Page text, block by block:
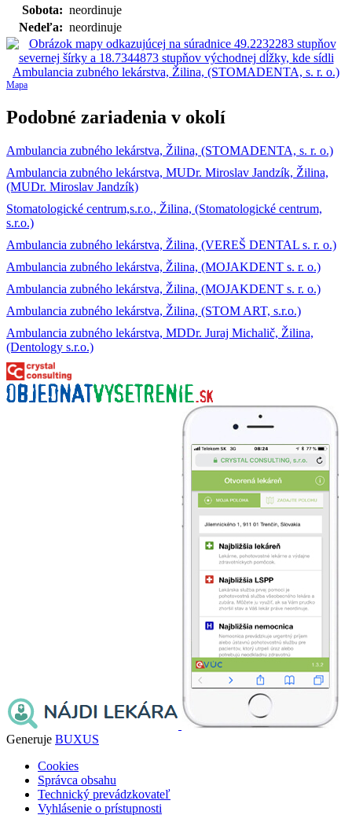
Sobota: neordinuje
Nedeľa: neordinuje
Mapa
Podobné zariadenia v okolí
Ambulancia zubného lekárstva, Žilina, (STOMADENTA, s. r. o.)
Ambulancia zubného lekárstva, MUDr. Miroslav Jandzík, Žilina,
(MUDr. Miroslav Jandzík)
Stomatologické centrum,s.r.o., Žilina, (Stomatologické centrum,
s.r.o.)
Ambulancia zubného lekárstva, Žilina, (VEREŠ DENTAL s. r. o.)
Ambulancia zubného lekárstva, Žilina, (MOJAKDENT s. r. o.)
Ambulancia zubného lekárstva, Žilina, (MOJAKDENT s. r. o.)
Ambulancia zubného lekárstva, Žilina, (STOM ART, s.r.o.)
Ambulancia zubného lekárstva, MDDr. Juraj Michalič, Žilina,
(Dentology s.r.o.)
Generuje BUXUS
Cookies
Správca obsahu
Technický prevádzkovateľ
Vyhlásenie o prístupnosti